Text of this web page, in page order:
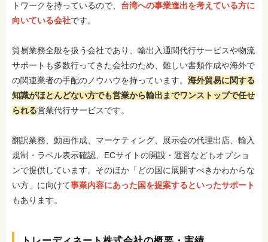
トワークを持っているので、 台湾への事業進出を考えている方に
向いている会社です。
貿易業務全般を扱う会社であり、輸出入通関代行サービスや物流
サポートも多数行ってきた会社のため、難しい書類作成や海外で
の関連業者の手配のノウハウを持っています。 海外貿易に関する
知識がほとんどない方でも営業から輸出までワンストップで任せ
られる営業代行サービスです。
翻訳業務、動画作成、マーケティング、展示会の代理出店、輸入
規制・ラベル表示確認、ECサイトの開設・運営などもオプショ
ンで提供しています。そのほか「どの国に展開すべきかわからな
い方」に向けて事業内容にあった国を提案するといったサポート
もあります。